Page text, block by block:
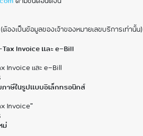
งเป็นข้อมูลของเจ้าของหมายเลขบริการเท่านั้น)
Invoice และ e-Bill
Invoice และ e-Bill
ภาษีในรูปแบบอิเล็กทรอนิกส์
Invoice”
ม่